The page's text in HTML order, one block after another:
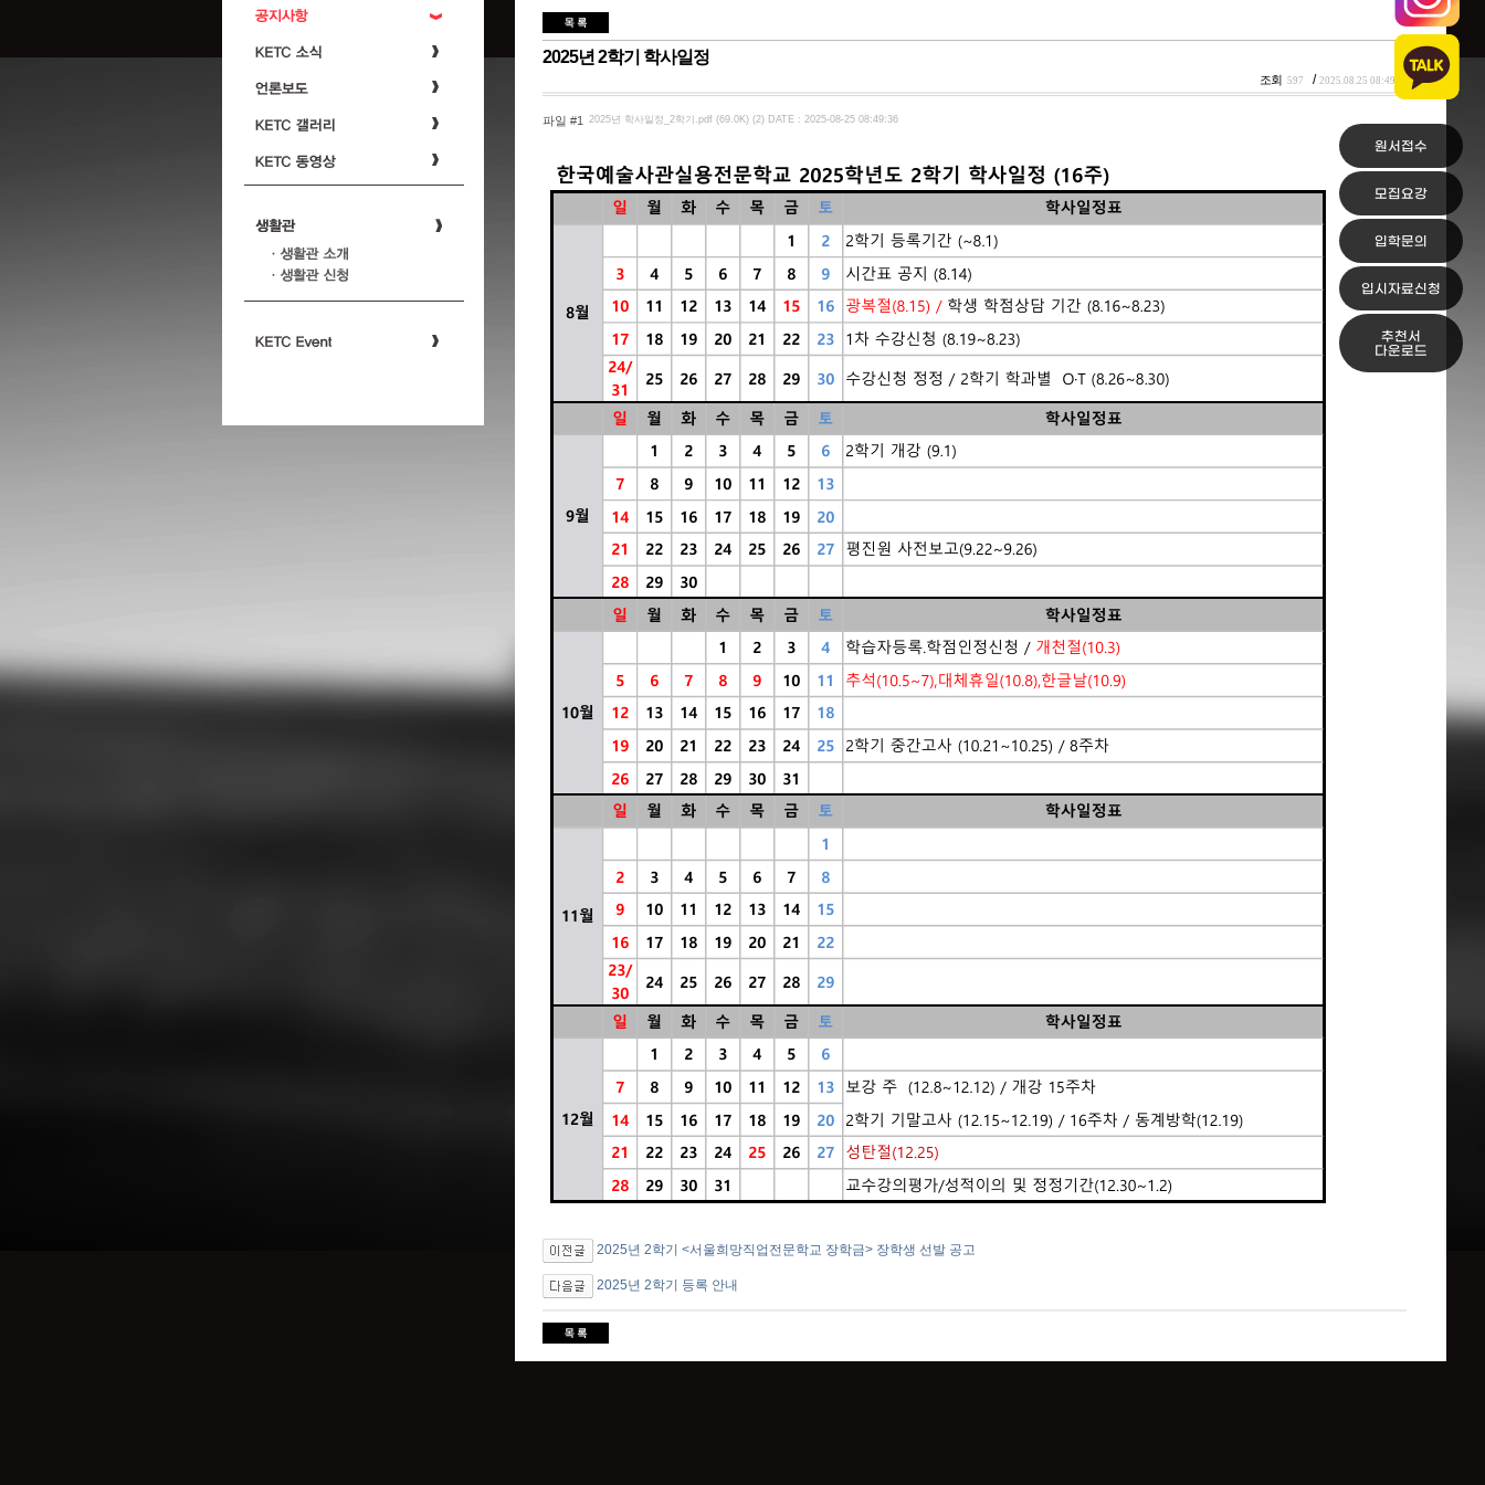
원서접수
모집요강
입학문의
입시자료신청
추천서
다운로드
2025년 2학기 학사일정
조회 597 /2025.08.25 08:49
파일 #1 2025년 학사일정_2학기.pdf (69.0K) (2) DATE : 2025-08-25 08:49:36
2025년 2학기 <서울희망직업전문학교 장학금> 장학생 선발 공고
2025년 2학기 등록 안내